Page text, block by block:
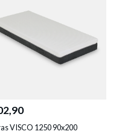
VISCO 1250 90x200